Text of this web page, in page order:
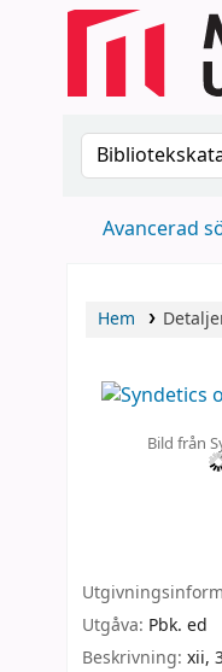
Sök i
Avancerad
Hem
Bild från
Utgåva: Pbk. ed
Beskrivning: xii,